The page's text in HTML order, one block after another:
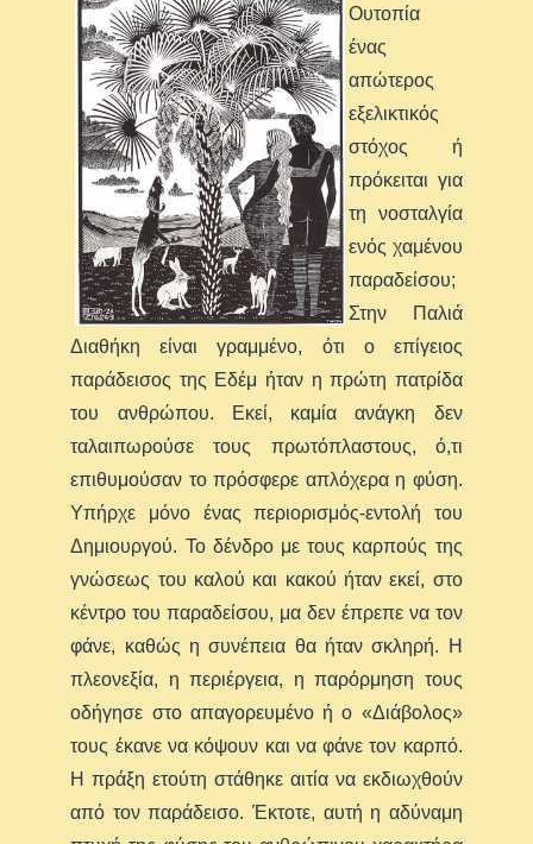
Ουτοπία
ένας
απώτερος
εξελικτικός
στόχος ή
πρόκειται για
τη νοσταλγία
ενός χαμένου
παραδείσου;
Στην Παλιά
Διαθήκηείναι γραμμένο, ότι ο επίγειος
παράδεισος της Εδέμ ήταν η πρώτη πατρίδα
του ανθρώπου. Εκεί, καμία ανάγκη δεν
ταλαιπωρούσε τους πρωτόπλαστους, ό,τι
επιθυμούσαν το πρόσφερε απλόχερα η φύση.
Υπήρχε μόνο ένας περιορισμός-εντολή του
Δημιουργού. Το δένδρο με τους καρπούς της
γνώσεως του καλού και κακού ήταν εκεί, στο
κέντρο του παραδείσου, μα δεν έπρεπε να τον
φάνε, καθώς η συνέπεια θα ήταν σκληρή. Η
πλεονεξία, η περιέργεια, η παρόρμηση τους
οδήγησε στο απαγορευμένο ή ο «Διάβολος»
τους έκανε να κόψουν και να φάνε τον καρπό.
Η πράξη ετούτη στάθηκε αιτία να εκδιωχθούν
από τον παράδεισο. Έκτοτε, αυτή η αδύναμη